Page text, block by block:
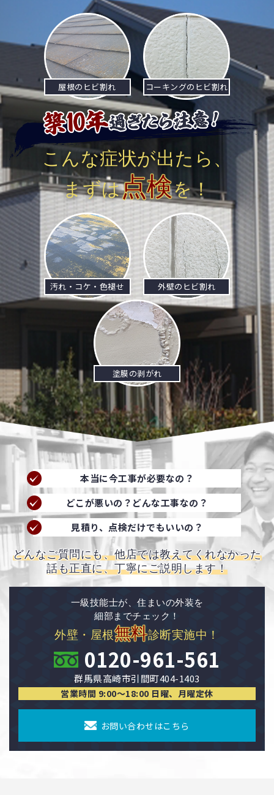
シ
ョ
ン
屋根のヒビ割れ コーキングのヒビ割れ
こんな症状が出たら、
まずは点検を！
汚れ・コケ・色褪せ 外壁のヒビ割れ
塗膜の剥がれ
本当に今工事が必要なの？
どこが悪いの？どんな工事なの？
見積り、点検だけでもいいの？
どんなご質問にも、他店では教えてくれなかった
話も正直に、丁寧にご説明します！
一級技能士が、住まいの外装を
細部までチェック！
外壁・屋根無料診断実施中！
0120-961-561
群馬県高崎市引間町404-1403
営業時間 9:00〜18:00 日曜、月曜定休
お問い合わせはこちら